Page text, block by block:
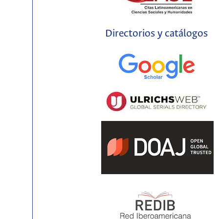
Directorios y catálogos